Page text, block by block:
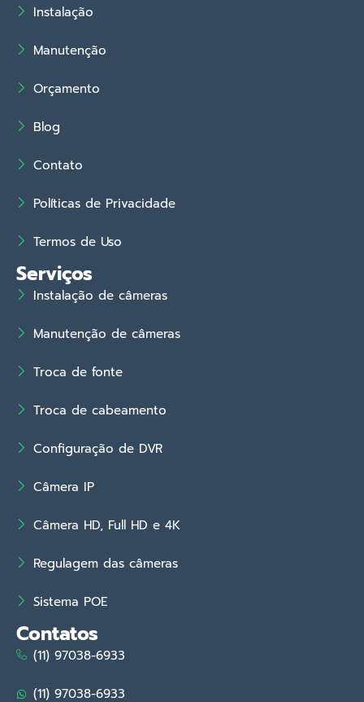
Instalação
Manutenção
Orçamento
Blog
Contato
Políticas de Privacidade
Termos de Uso
Serviços
Instalação de câmeras
Manutenção de câmeras
Troca de fonte
Troca de cabeamento
Configuração de DVR
Câmera IP
Câmera HD, Full HD e 4K
Regulagem das câmeras
Sistema POE
Contatos
(11) 97038-6933
(11) 97038-6933